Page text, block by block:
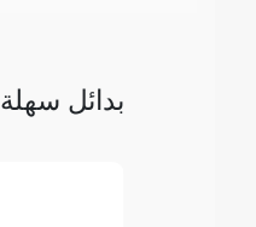
بدائل سهلة